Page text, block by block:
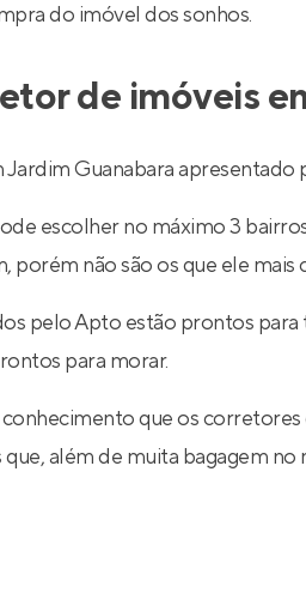
do imóvel dos sonhos.
de imóveis
Guanabara apresentado
escolher no máximo 3
porém não são os que ele mais
pelo Apto estão prontos
para morar.
que os
além de muita bagagem